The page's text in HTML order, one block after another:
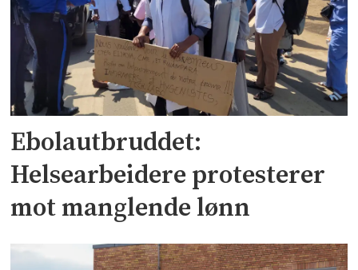
Ebolautbruddet:
Helsearbeidere protesterer
mot manglende lønn